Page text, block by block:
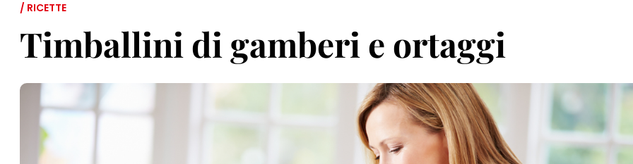
/ RICETTE
Timballini di gamberi e ortaggi